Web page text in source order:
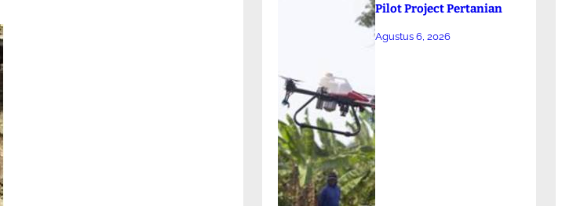
Pilot Project Pertanian
Agustus 6, 2026